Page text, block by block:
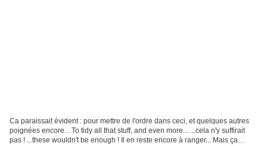
Ca paraissait évident : pour mettre de l'ordre dans ceci, et quelques autres
poignées encore... To tidy all that stuff, and even more... ...cela n'y suffirait
pas ! ...these wouldn't be enough ! Il en reste encore à ranger... Mais ça